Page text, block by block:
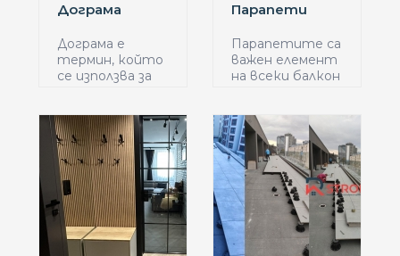
Дограма
Дограма е
термин, който
се използва за
Парапети
Парапетите са
важен елемент
на всеки балкон